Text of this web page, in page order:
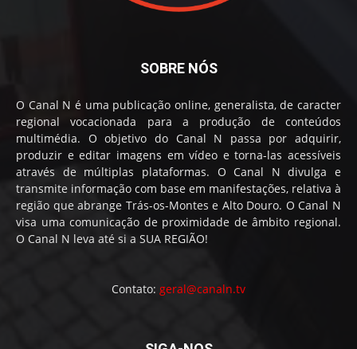
SOBRE NÓS
O Canal N é uma publicação online, generalista, de caracter
regional vocacionada para a produção de conteúdos
multimédia. O objetivo do Canal N passa por adquirir,
produzir e editar imagens em vídeo e torna-las acessíveis
através de múltiplas plataformas. O Canal N divulga e
transmite informação com base em manifestações, relativa à
região que abrange Trás-os-Montes e Alto Douro. O Canal N
visa uma comunicação de proximidade de âmbito regional.
O Canal N leva até si a SUA REGIÃO!
Contato: geral@canaln.tv